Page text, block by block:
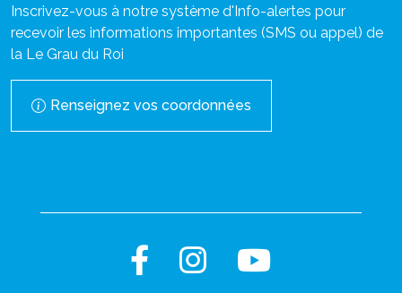
Inscrivez-vous à notre système d'Info-alertes pour
recevoir les informations importantes (SMS ou appel) de
la Le Grau du Roi
Renseignez vos coordonnées